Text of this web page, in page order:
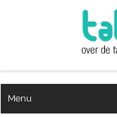
Menu